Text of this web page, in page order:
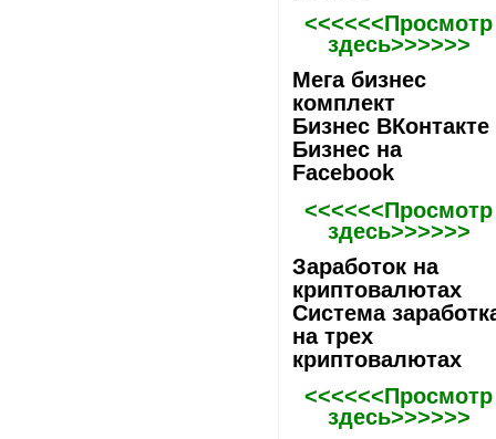
<<<<<<Просмотр
здесь>>>>>>
Мега бизнес
комплект
Бизнес ВКонтакте
Бизнес на
Facebook
<<<<<<Просмотр
здесь>>>>>>
Заработок на
криптовалютах
Система
на трех
криптовалютах
<<<<<<Просмотр
здесь>>>>>>